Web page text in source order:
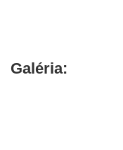
Galéria: